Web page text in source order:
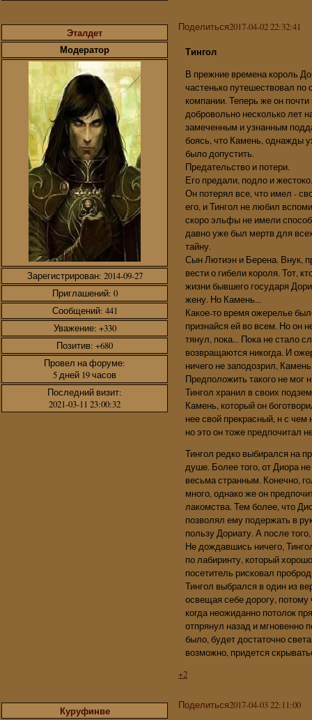
Поделиться2017-04-02 22:32:41
Эталдет
Модератор
Зарегистрирован: 2014-09-27
Приглашений: 0
Сообщений: 441
Уважение: +330
Позитив: +680
Провел на форуме:
5 дней 19 часов
Последний визит:
2021-03-11 23:00:32
Тингол
В прежние времена король
частенько путешествовал по
компании. Теперь же он
добровольно несколько лет
замеченным и узнанным
боясь, что Камень, однажды
было допустить.
Предательство и потери.
Его предали, подло и
Он потерял все, что имел -
его, и Тингол не любил
скоро эльфы не имели
давно уже был мертв для
тайну.
Сын Лютиэн и Берена. Внук,
вести о гибели короля. Тот,
жизни бывшего государя
жену. Но Камень...
Какое-то время ожерелье
признайся ей во всем. Но он
тянул, пока... Пока не стало
возвращаются никогда. И
ничего не заподозрил,
Предположить такого не мог
Тингол хранил в своих
Камень, который он
нее свой прекрасный, н с
но это он тоже предпочитал
Тингол редко выбирался на
душе. Более того, от Диора
весьма странным. Конечно,
много, однако же он
лакомства. Тем более, что
позволял ему подержать в
пользу Дориату. А после
Не дождавшись ничего,
по лабиринту, который
посетитель рисковал
Тингол выбрался в один из
освещая себе дорогу,
когда неожиданно потолок
отпрянул назад и мгновенно
было, будет достаточно
возможно, придется
+2
Поделиться2017-04-03 22:11:00
Куруфинве